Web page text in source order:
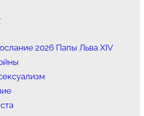
2026 Папы Льва XIV